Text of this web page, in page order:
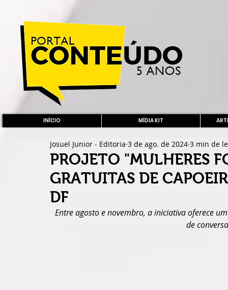
INÍCIO MÍDIA KIT
PROJETO "MULHERES
GRATUITAS DE
DF
Josuel Junior - Editoria 3 de ago. de 2024 3 min de
Entre agosto e novembro, a iniciativa oferece
de